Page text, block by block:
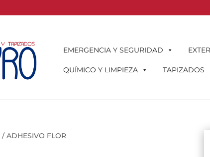
EMERGENCIA Y SEGURIDAD
QUÍMICO Y LIMPIEZA TAPIZADOS
/ ADHESIVO FLOR